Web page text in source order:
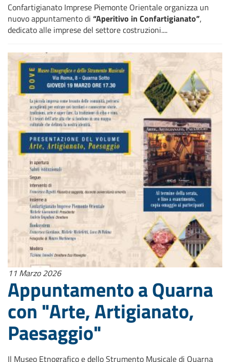
Confartigianato Imprese Piemonte Orientale organizza un
nuovo appuntamento di “Aperitivo in Confartigianato”,
dedicato alle imprese del settore costruzioni....
11 Marzo 2026
Appuntamento a Quarna
con "Arte, Artigianato,
Paesaggio"
Il Museo Etnografico e dello Strumento Musicale di Quarna